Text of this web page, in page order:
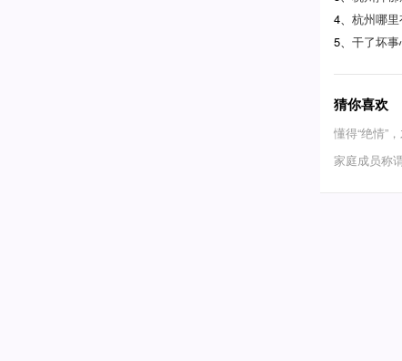
4、 杭州哪
5、 干了坏
猜你喜欢
懂得“绝情”
家庭成员称